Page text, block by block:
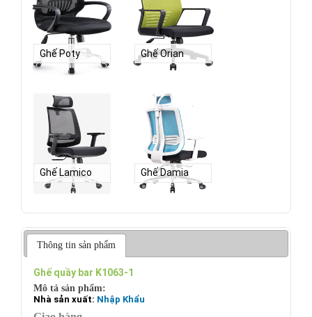
Ghế Poty Ghế Orian
Ghế Lamico Ghế Damia
Thông tin sản phẩm
Ghế quầy bar K1063-1
Mô tả sản phẩm:
Nhà sản xuất: Nhập Khẩu